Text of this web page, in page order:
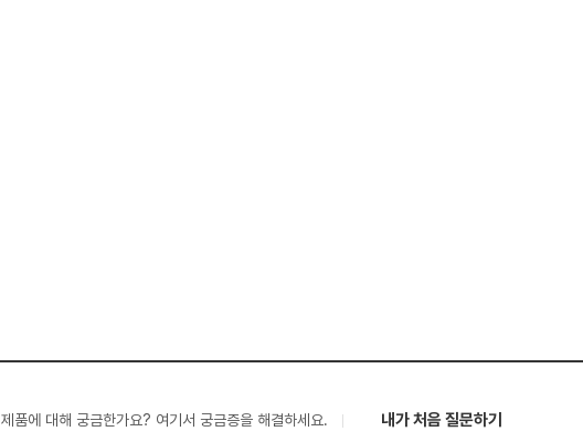
제품에 대해 궁금한가요? 여기서 궁금증을 해결하세요. 내가 처음 질문하기